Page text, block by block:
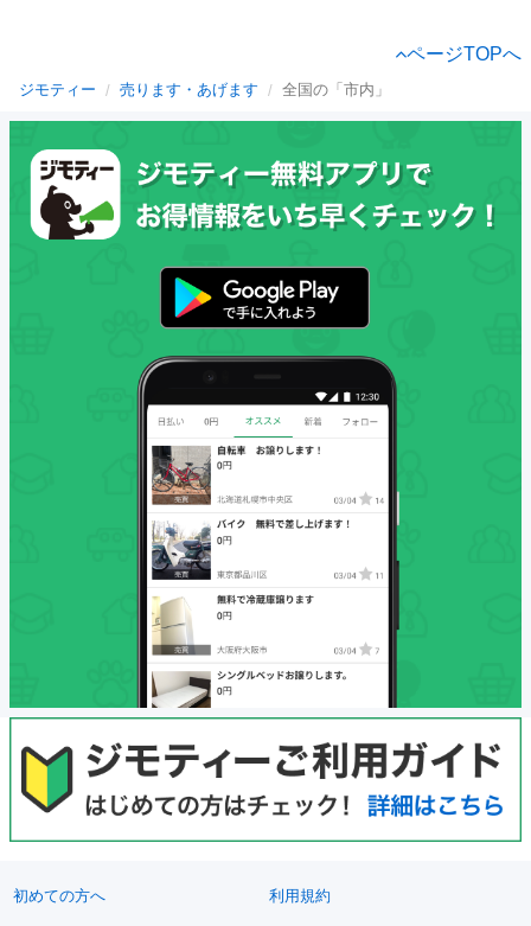
ページTOPへ
ジモティー 売ります・あげます 全国の「市内」
初めての方へ 利用規約